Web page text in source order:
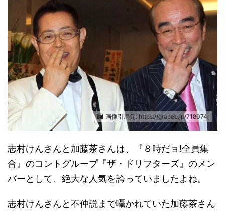
画像引用元: https://grapee.jp/718074
志村けんさんと加藤茶さんは、『８時だョ!全員集
合』のコントグループ『ザ・ドリフターズ』のメン
バーとして、絶大な人気を誇っていましたよね。
志村けんさんと不仲説まで囁かれていた加藤茶さん